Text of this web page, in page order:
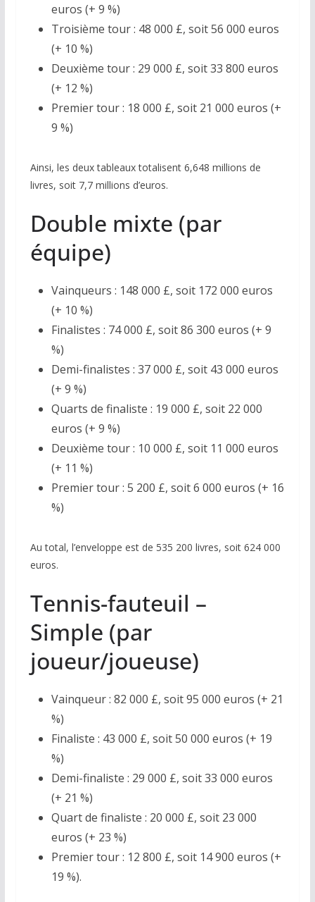
euros (+ 9 %)
Troisième tour : 48 000 £, soit 56 000 euros
(+ 10 %)
Deuxième tour : 29 000 £, soit 33 800 euros
(+ 12 %)
Premier tour : 18 000 £, soit 21 000 euros (+
9 %)
Ainsi, les deux tableaux totalisent 6,648 millions de
livres, soit 7,7 millions d’euros.
Double mixte (par
équipe)
Vainqueurs : 148 000 £, soit 172 000 euros
(+ 10 %)
Finalistes : 74 000 £, soit 86 300 euros (+ 9
%)
Demi-finalistes : 37 000 £, soit 43 000 euros
(+ 9 %)
Quarts de finaliste : 19 000 £, soit 22 000
euros (+ 9 %)
Deuxième tour : 10 000 £, soit 11 000 euros
(+ 11 %)
Premier tour : 5 200 £, soit 6 000 euros (+ 16
%)
Au total, l’enveloppe est de 535 200 livres, soit 624 000
euros.
Tennis-fauteuil –
Simple (par
joueur/joueuse)
Vainqueur : 82 000 £, soit 95 000 euros (+ 21
%)
Finaliste : 43 000 £, soit 50 000 euros (+ 19
%)
Demi-finaliste : 29 000 £, soit 33 000 euros
(+ 21 %)
Quart de finaliste : 20 000 £, soit 23 000
euros (+ 23 %)
Premier tour : 12 800 £, soit 14 900 euros (+
19 %).